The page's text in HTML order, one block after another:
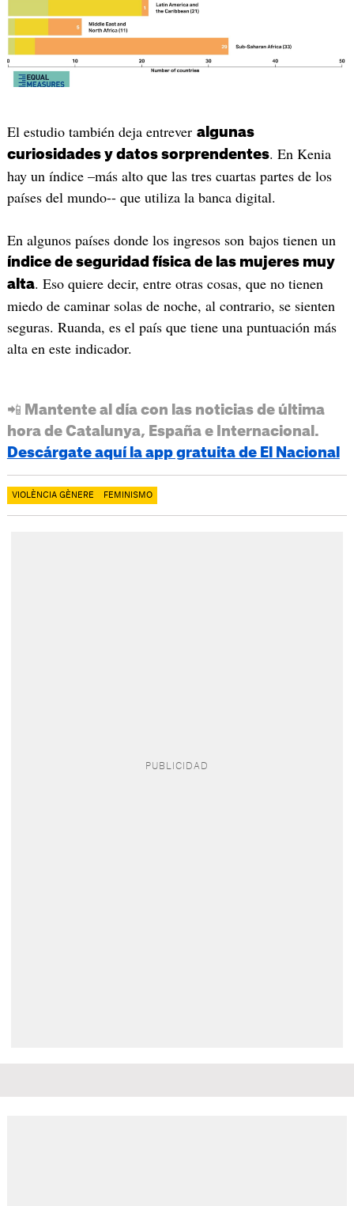
El estudio también deja entrever algunas
curiosidades y datos sorprendentes. En Kenia
hay un índice –más alto que las tres cuartas partes de los
países del mundo-- que utiliza la banca digital.
En algunos países donde los ingresos son bajos tienen un
índice de seguridad física de las mujeres muy
alta. Eso quiere decir, entre otras cosas, que no tienen
miedo de caminar solas de noche, al contrario, se sienten
seguras. Ruanda, es el país que tiene una puntuación más
alta en este indicador.
📲 Mantente al día con las noticias de última
hora de Catalunya, España e Internacional.
Descárgate aquí la app gratuita de El Nacional
VIOLÈNCIA GÈNERE FEMINISMO